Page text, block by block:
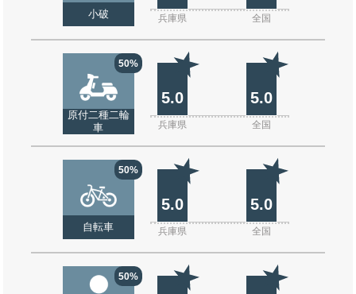
小破 兵庫県 全国
50%
原付二種二輪
車
5.0 5.0
兵庫県 全国
50%
自転車
5.0 5.0
兵庫県 全国
50%